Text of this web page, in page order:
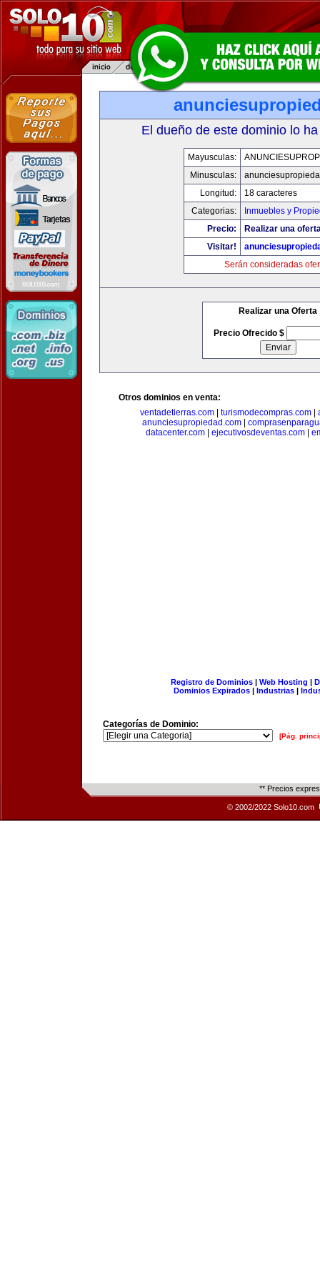
El dueño de este dominio lo
Mayusculas:
Minusculas:
Longitud:
18 caracteres
Categorias:
Inmuebles y
Precio:
Realizar una
Visitar!
Serán consideradas
Realizar una Oferta
Precio Ofrecido $
Otros dominios en venta:
ventadetierras.com
turismodecompras.com
anunciesupropiedad.com|
datacenter.com
ejecutivosdeventas.com
Registro de Dominios| Web Hosting |
Dominios Expirados | Industrias |
Categorías de Dominio:
[Pág.
** Precios
© 2002/2022 Solo10.com